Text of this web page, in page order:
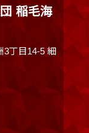
稲毛海
丁目14-5 細